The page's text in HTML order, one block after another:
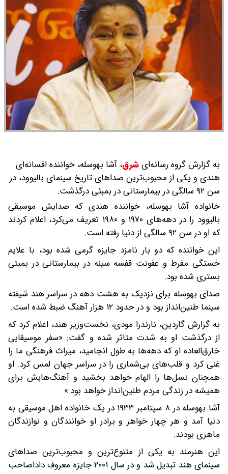
به گزارش گروه رسانه‌ایشرق، آشا بهوسله، خواننده افسانه‌ای
هندی و یکی از محبوب‌ترین صداهای تاریخ سینمای بالیوود، در
سن ۹۲ سالگی در بیمارستانی در بمبئی درگذشت.
خانواده آشا بهوسله، خواننده هندی که صدایش موسیقی
بالیوود را در دهه‌های ۱۹۷۰ و ۱۹۸۰ تعریف می‌کرد، اعلام کردند
که او در سن ۹۲ سالگی از دنیا رفته است.
این خواننده که دو بار نامزد جایزه گرمی شده بود، با علایم
خستگی مفرط و عفونت قفسه سینه در بیمارستانی در بمبئی
بستری شده بود.
صدای بهوسله برای نزدیک به هشت دهه در سراسر هند شیفته
سینما طنین‌انداز بود و در حدود ۱۲ هزار آهنگ ضبط شده است.
به گزارش گاردین، نارندرا مودی، نخست‌وزیر هند، اعلام کرد که
از درگذشت او به شدت متاثر شده و گفت: «سفر موسیقایی
خارق‌العاده او که دهه‌ها به طول انجامید، میراث فرهنگی ما را
غنی کرد و قلب‌های بی‌شماری را در سراسر جهان لمس کرد. او
همچنان نسل‌ها را الهام خواهد بخشید و آهنگ‌هایش برای
همیشه در زندگی مردم طنین‌انداز خواهد بود.»
آشا بهوسله در ۸ سپتامبر ۱۹۳۳ در یک خانواده اهل موسیقی به
دنیا آمد و هر چهار خواهر و برادر او خوانندگان و نوازندگان
ماهری بودند.
این هنرمند به یکی از متنوع‌ترین و محبوب‌ترین صداهای
سینمای هند تبدیل شد و در سال ۲۰۰۱ جایزه معروف داداصاحب